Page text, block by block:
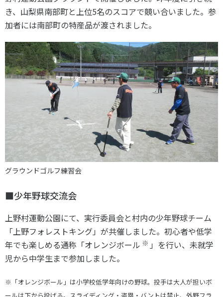
【動画】スポーツでアクティブなまちづくり
知る学ぶ
SPORT POLICY INCUBATOR ―スポーツ政策の『卵』 ―
Sport Topics
スポーツ 歴史の検証
スポーツ辞典
SSF BOOKS
き、山梨県南部町と上位5名のスコアで競い合いました。参
加者には南部町の特産品が渡されました。
グラウンドゴルフ練習会
■少年野球交流会
上野村運動公園にて、実行委員会と村内の少年野球チーム
「上野フォレストキング」が共催しました。初心者や低学
年でも楽しめる通称「オレンジボール ※ 」を行い、未就学
児から中学生まで参加しました。
※「オレンジボール」は小学校低学年向けの野球。投手は大人が担いボ
ールは下から投げる。スライディング・盗塁・バントは禁止、外野フラ